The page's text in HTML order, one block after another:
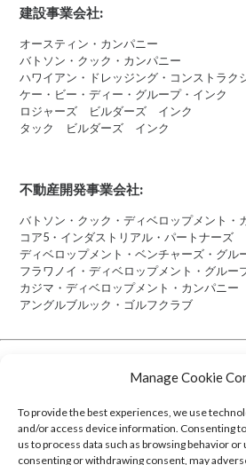
Manage Cookie
To provide the best experiences, we use
and/or access device information. Consenting
us to process data such as browsing behavior
consenting or withdrawing consent, may
建設事業会社:
オースティン・カンパニー
バトソン・クック・カンパニー
ハワイアン・ドレッジング・コンストラク
ケー・ビー・ディー・グループ・インク
ロジャーズ ビルダーズ インク
タック ビルダーズ インク
不動産開発事業会社:
バトソン・クック・ディベロップメント・
コア5・インダストリアル・パートナーズ
ディベロップメント・ベンチャーズ・グル
フラワノイ・ディベロップメント・グルー
カジマ・ディベロップメント・カンパニー
アングルブルック・ゴルフクラブ
Transparency in Coverage